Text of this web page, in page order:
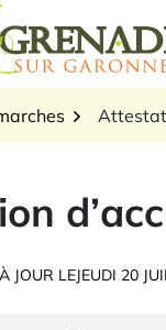
Logo
JOUR LEJEUDI 20